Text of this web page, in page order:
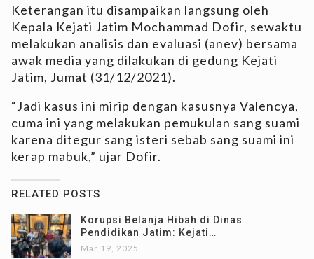
Keterangan itu disampaikan langsung oleh
Kepala Kejati Jatim Mochammad Dofir, sewaktu
melakukan analisis dan evaluasi (anev) bersama
awak media yang dilakukan di gedung Kejati
Jatim, Jumat (31/12/2021).
“Jadi kasus ini mirip dengan kasusnya Valencya,
cuma ini yang melakukan pemukulan sang suami
karena ditegur sang isteri sebab sang suami ini
kerap mabuk,” ujar Dofir.
RELATED POSTS
Korupsi Belanja Hibah di Dinas
Pendidikan Jatim: Kejati…
Mar 19, 2025